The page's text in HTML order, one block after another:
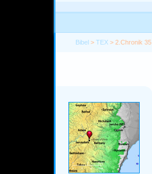
Bibel >TEX > 2.Chronik 35